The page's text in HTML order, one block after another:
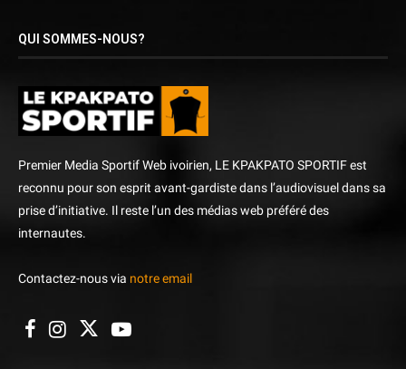
QUI SOMMES-NOUS?
Premier Media Sportif Web ivoirien, LE KPAKPATO SPORTIF est
reconnu pour son esprit avant-gardiste dans l’audiovisuel dans sa
prise d’initiative. Il reste l’un des médias web préféré des
internautes.
Contactez-nous via notre email